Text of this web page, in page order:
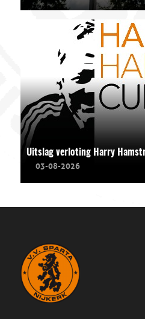
Uitslag verloting Harry
03-08-2026